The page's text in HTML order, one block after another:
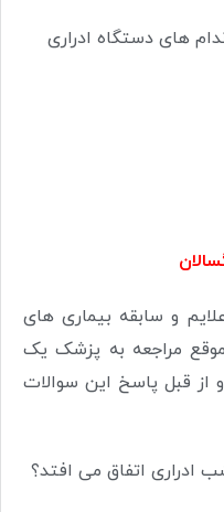
های دستگاه ادراری
و سابقه بیماری های
مراجعه به پزشک یک
از قبل پاسخ این سوالات
اتفاق می افتد؟